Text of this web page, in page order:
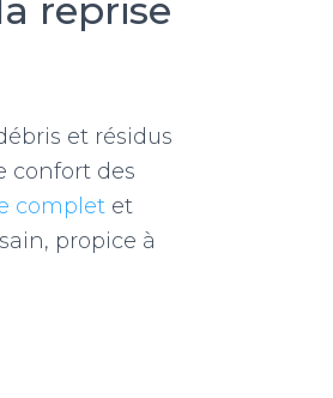
reprise
et résidus
confort des
complet et
propice à